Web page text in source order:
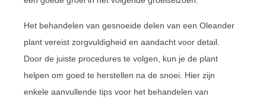
Het behandelen van gesnoeide delen van een Oleander
plant vereist zorgvuldigheid en aandacht voor detail.
Door de juiste procedures te volgen, kun je de plant
helpen om goed te herstellen na de snoei. Hier zijn
enkele aanvullende tips voor het behandelen van